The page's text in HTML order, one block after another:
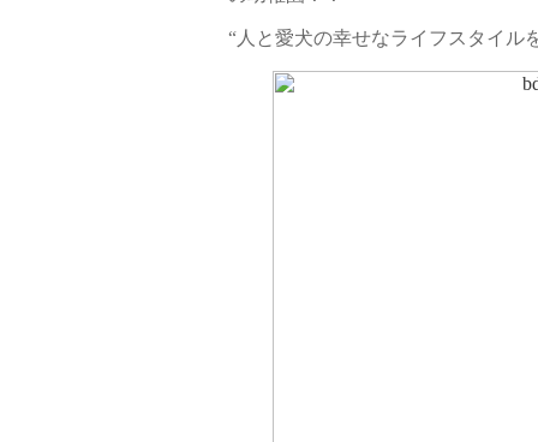
“人と愛犬の幸せなライフスタイ